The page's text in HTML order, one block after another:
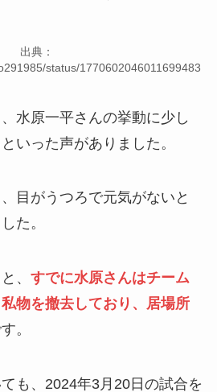
出典：
status/1770602046011699483
水原一平さんの挙動に少し
いった声がありました。
目がうつろで元気がないと
た。
、 すでに水原さんはチーム
物を撤去しており、居場所
。
も、2024年3月20日の試合を